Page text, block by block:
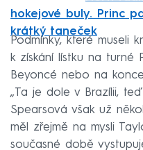
hokejové buly. Princ
krátký taneček
Podmínky, které museli
k získání lístku na turné
Beyoncé nebo na
„Ta je dole v Brazílii,
Spearsová však už
měl zřejmě na mysli
současné době